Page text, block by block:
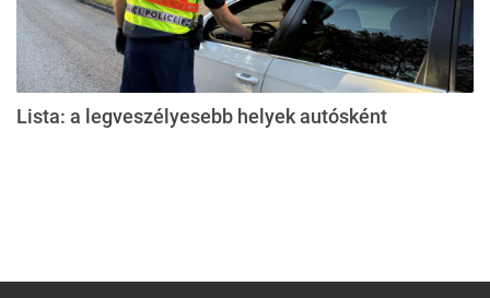
Lista: a legveszélyesebb helyek autósként